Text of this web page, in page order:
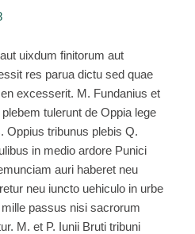
uixdum finitorum aut
res parua dictu sed quae
excesserit. M. Fundanius et
tulerunt de Oppia lege
Oppius tribunus plebis Q.
in medio ardore Punici
auri haberet neu
neu iuncto uehiculo in urbe
passus nisi sacrorum
M. et P. Iunii Bruti tribuni